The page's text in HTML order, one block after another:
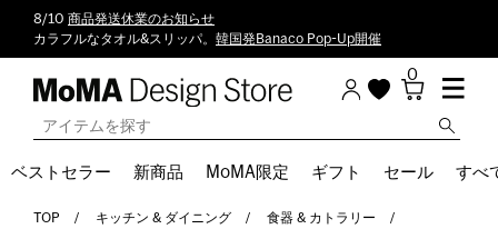
8/10 商品発送休業のお知らせ
カラフルなタオル&スリッパ。 韓国発Banaco Pop-Up開催
0
ベストセラー 新商品 MoMA限定 ギフト セール すべ
TOP キッチン & ダイニング
食器 & カトラリー